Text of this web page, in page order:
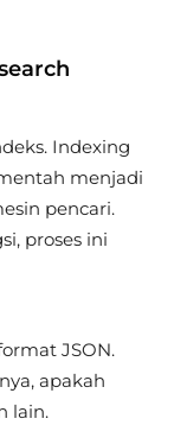
Indexing
menjadi
pencari.
proses ini
JSON.
apakah
lain.